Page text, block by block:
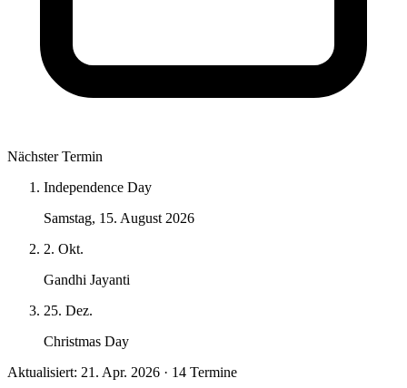
Nächster Termin
Independence Day
Samstag, 15. August 2026
2. Okt.
Gandhi Jayanti
25. Dez.
Christmas Day
Aktualisiert: 21. Apr. 2026 · 14 Termine